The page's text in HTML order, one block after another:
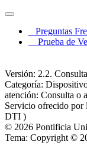
Preguntas
Prueba de
Versión: 2.2.
Categoría:
atención: Consulta o
Servicio ofrecido por
DTI )
© 2026 Pontificia
Tema: Copyright ©